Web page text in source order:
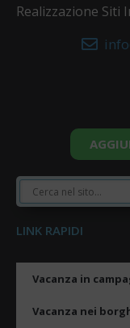
Realizzazione
LINK RAPIDI
Vacanza in
Vacanza nei